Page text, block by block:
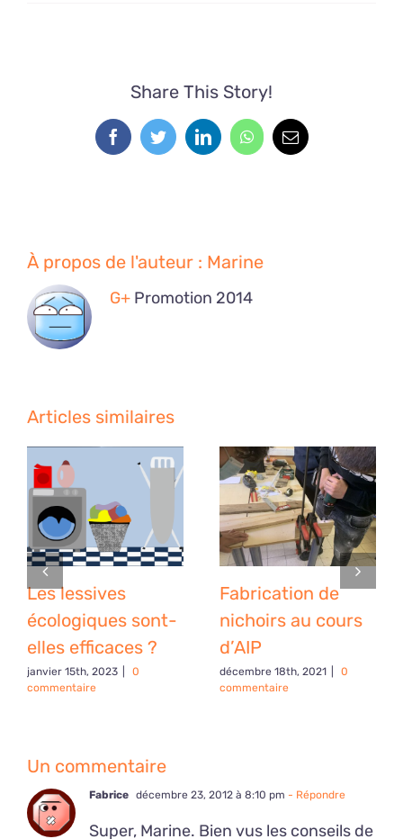
Share This Story!
FacebookTwitterLinkedInWhatsApp
Email
À propos de l'auteur : Marine
G+ Promotion 2014
Articles similaires
Les lessives
écologiques sont-
elles efficaces ?
janvier 15th, 2023
0
commentaire
Fabrication de
nichoirs au cours
d’AIP
décembre 18th, 2021
0
commentaire
Un commentaire
Fabrice décembre 23, 2012 à 8:10 pm - Répondre
Super, Marine. Bien vus les conseils de